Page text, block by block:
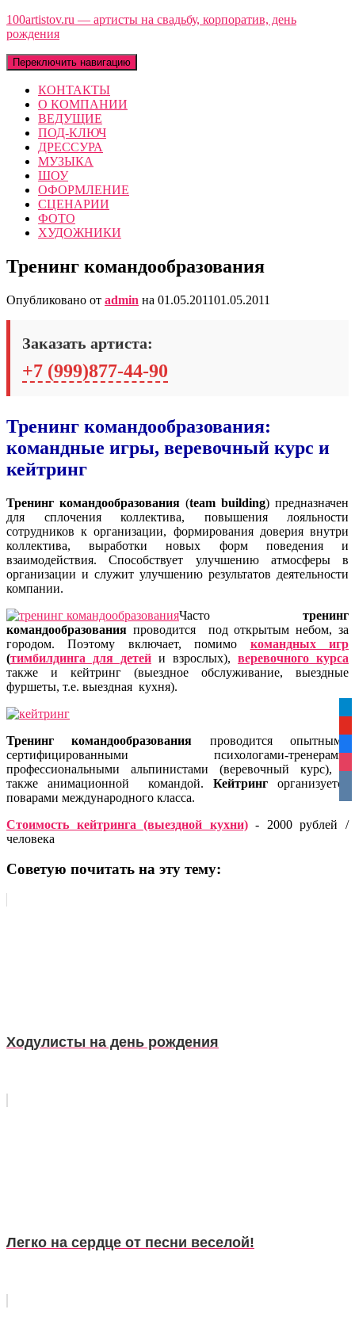
100artistov.ru — артисты на свадьбу, корпоратив, день
рождения
Переключить навигацию
КОНТАКТЫ
О КОМПАНИИ
ВЕДУЩИЕ
ПОД-КЛЮЧ
ДРЕССУРА
МУЗЫКА
ШОУ
ОФОРМЛЕНИЕ
СЦЕНАРИИ
ФОТО
ХУДОЖНИКИ
Тренинг командообразования
Опубликовано от admin на 01.05.201101.05.2011
Заказать артиста:
+7 (999)877-44-90
Тренинг командообразования:
командные игры, веревочный курс и
кейтринг
Тренинг командообразования (team building) предназначен
для сплочения коллектива, повышения лояльности
сотрудников к организации, формирования доверия внутри
коллектива, выработки новых форм поведения и
взаимодействия. Способствует улучшению атмосферы в
организации и служит улучшению результатов деятельности
компании.
Часто тренинг
командообразования проводится под открытым небом, за
городом. Поэтому включает, помимо командных игр
(тимбилдинга для детей и взрослых), веревочного курса
также и кейтринг (выездное обслуживание, выездные
фуршеты, т.е. выездная кухня).
Тренинг командообразования проводится опытными
сертифицированными психологами-тренерами,
профессиональными альпинистами (веревочный курс), а
также анимационной командой. Кейтринг организуется
поварами международного класса.
Стоимость кейтринга (выездной кухни)- 2000 рублей /
человека
Советую почитать на эту тему:
Ходулисты на день рождения
Легко на сердце от песни веселой!